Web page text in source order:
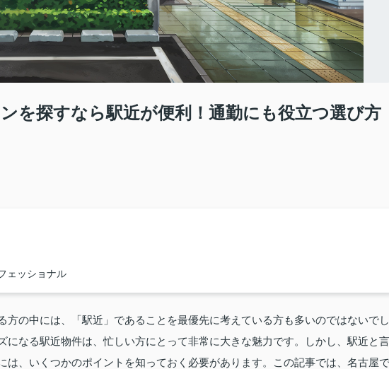
を探すなら駅近が便利！通勤にも役立つ選び方
ェッショナル
方の中には、「駅近」であることを最優先に考えている方も多いのではないでし
になる駅近物件は、忙しい方にとって非常に大きな魅力です。しかし、駅近と言
は、いくつかのポイントを知っておく必要があります。この記事では、名古屋で